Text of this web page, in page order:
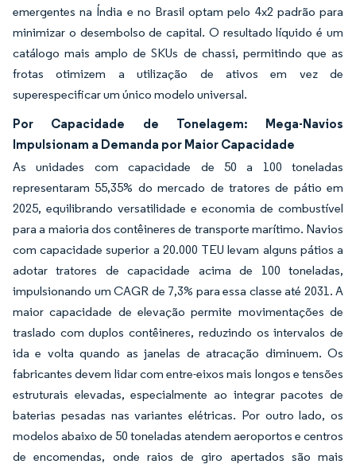
emergentes na Índia e no Brasil optam pelo 4x2 padrão para
minimizar o desembolso de capital. O resultado líquido é um
catálogo mais amplo de SKUs de chassi, permitindo que as
frotas otimizem a utilização de ativos em vez de
superespecificar um único modelo universal.
Por Capacidade de Tonelagem: Mega-Navios
Impulsionam a Demanda por Maior Capacidade
As unidades com capacidade de 50 a 100 toneladas
representaram 55,35% do mercado de tratores de pátio em
2025, equilibrando versatilidade e economia de combustível
para a maioria dos contêineres de transporte marítimo. Navios
com capacidade superior a 20.000 TEU levam alguns pátios a
adotar tratores de capacidade acima de 100 toneladas,
impulsionando um CAGR de 7,3% para essa classe até 2031. A
maior capacidade de elevação permite movimentações de
traslado com duplos contêineres, reduzindo os intervalos de
ida e volta quando as janelas de atracação diminuem. Os
fabricantes devem lidar com entre-eixos mais longos e tensões
estruturais elevadas, especialmente ao integrar pacotes de
baterias pesadas nas variantes elétricas. Por outro lado, os
modelos abaixo de 50 toneladas atendem aeroportos e centros
de encomendas, onde raios de giro apertados são mais